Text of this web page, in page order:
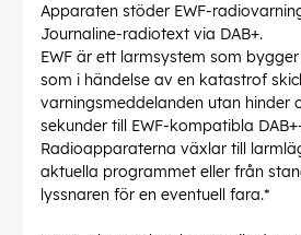
Apparaten stöder EWF-
Journaline-radiotext via DAB+.
EWF är ett larmsystem som
som i händelse av en katastrof
varningsmeddelanden utan hinder
sekunder till EWF-kompatibla
Radioapparaterna växlar till
aktuella programmet eller från
lyssnaren för en eventuell fara.*